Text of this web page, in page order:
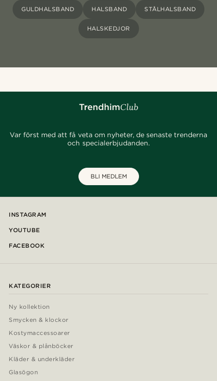
GULDHALSBAND HALSBAND STÅLHALSBAND
HALSKEDJOR
Var först med att få veta om nyheter, de senaste trenderna
och specialerbjudanden.
BLI MEDLEM
INSTAGRAM
YOUTUBE
FACEBOOK
KATEGORIER
Ny kollektion
Smycken & klockor
Kostymaccessoarer
Väskor & plånböcker
Kläder & underkläder
Glasögon